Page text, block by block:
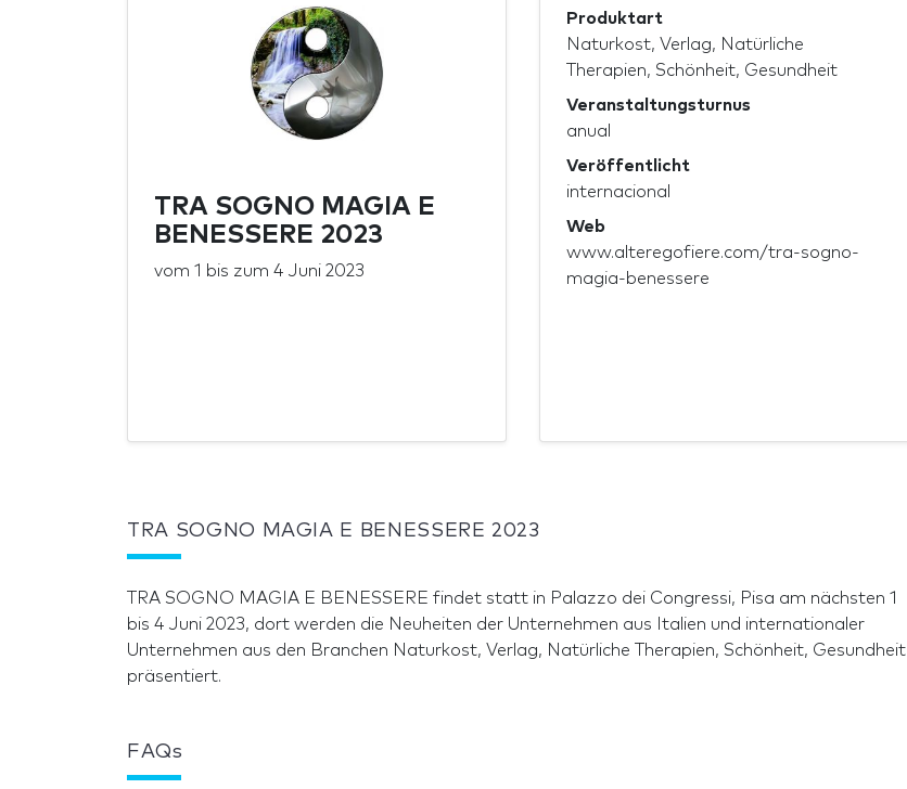
TRA SOGNO MAGIA E
BENESSERE 2023
vom 1 bis zum 4 Juni 2023
Produktart
Naturkost, Verlag, Natürliche
Therapien, Schönheit, Gesundheit
Veranstaltungsturnus
anual
Veröffentlicht
internacional
Web
www.alteregofiere.com/tra-sogno-
magia-benessere
TRA SOGNO MAGIA E BENESSERE 2023
TRA SOGNO MAGIA E BENESSERE findet statt in Palazzo dei Congressi, Pisa am nächsten 1
bis 4 Juni 2023, dort werden die Neuheiten der Unternehmen aus Italien und internationaler
Unternehmen aus den Branchen Naturkost, Verlag, Natürliche Therapien, Schönheit, Gesundheit
präsentiert.
FAQs